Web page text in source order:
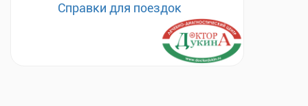
Справки для поездок